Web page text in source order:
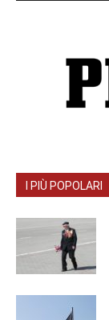
I PIÙ POPOLARI